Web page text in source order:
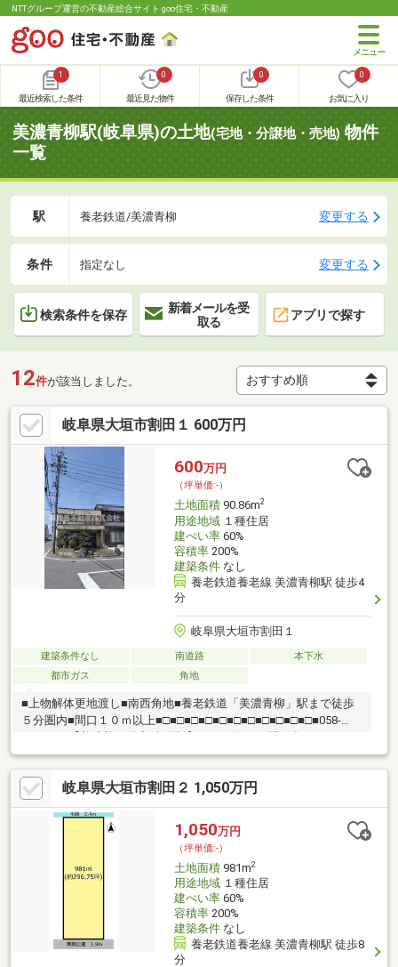
NTTグループ運営の不動産総合サイト goo住宅・不動産
1
最近検索した条件
0
最近見た物件
0
保存した条件
0
お気に入り
美濃青柳駅(岐阜県)の土地(宅地・分譲地・売地) 物件
一覧
駅 養老鉄道/美濃青柳 変更する
条件 指定なし 変更する
検索条件を保存
新着メールを受
取る
アプリで探す
12件が該当しました。
岐阜県大垣市割田１ 600万円
600万円
（坪単価:-）
土地面積90.86m2
用途地域１種住居
建ぺい率60%
容積率200%
建築条件なし
養老鉄道養老線 美濃青柳駅 徒歩4
分
岐阜県大垣市割田１
建築条件なし 南道路
本下水
都市ガス
角地
■上物解体更地渡し■南西角地■養老鉄道「美濃青柳」駅まで徒歩
５分圏内■間口１０ｍ以上■□■□■□■□■□■□■□■□■□■□■□■058-
201-2222【美濃善不動産 売買部】へお気軽にお問い合わせくださ
い！岐阜市内で黄色い店舗・黄色い看板・黄色い車を見かけたこ
とありませんか。私たちが美濃善不動産です！岐阜を知っている
岐阜の不動産エキスパート！土地探しも住まい探しも建築も不動
産のことならお任せ下さい。■売買保有物件1000件以上！
岐阜県大垣市割田２ 1,050万円
1,050万円
（坪単価:-）
土地面積981m2
用途地域１種住居
建ぺい率60%
容積率200%
建築条件なし
養老鉄道養老線 美濃青柳駅 徒歩8
分